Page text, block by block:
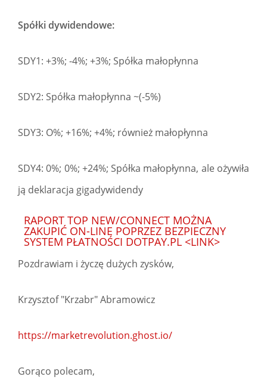
Spółki dywidendowe:
SDY1: +3%; -4%; +3%; Spółka małopłynna
SDY2: Spółka małopłynna ~(-5%)
SDY3: O%; +16%; +4%; również małopłynna
SDY4: 0%; 0%; +24%; Spółka małopłynna, ale ożywiła
ją deklaracja gigadywidendy
RAPORT TOP NEW/CONNECT MOŻNA
ZAKUPIĆ ON-LINE POPRZEZ BEZPIECZNY
SYSTEM PŁATNOŚCI DOTPAY.PL <LINK>
Pozdrawiam i życzę dużych zysków,
Krzysztof "Krzabr" Abramowicz
https://marketrevolution.ghost.io/
Gorąco polecam,